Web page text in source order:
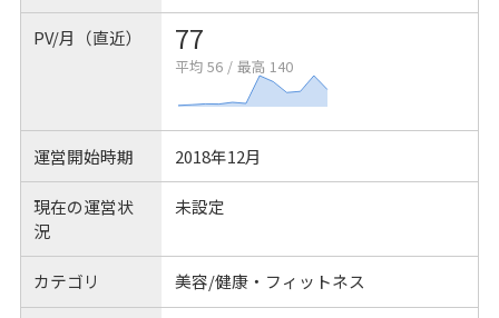
PV/月（直近） 77
平均 56 / 最高 140
運営開始時期 2018年12月
現在の運営状
況
未設定
カテゴリ 美容/健康・フィットネス